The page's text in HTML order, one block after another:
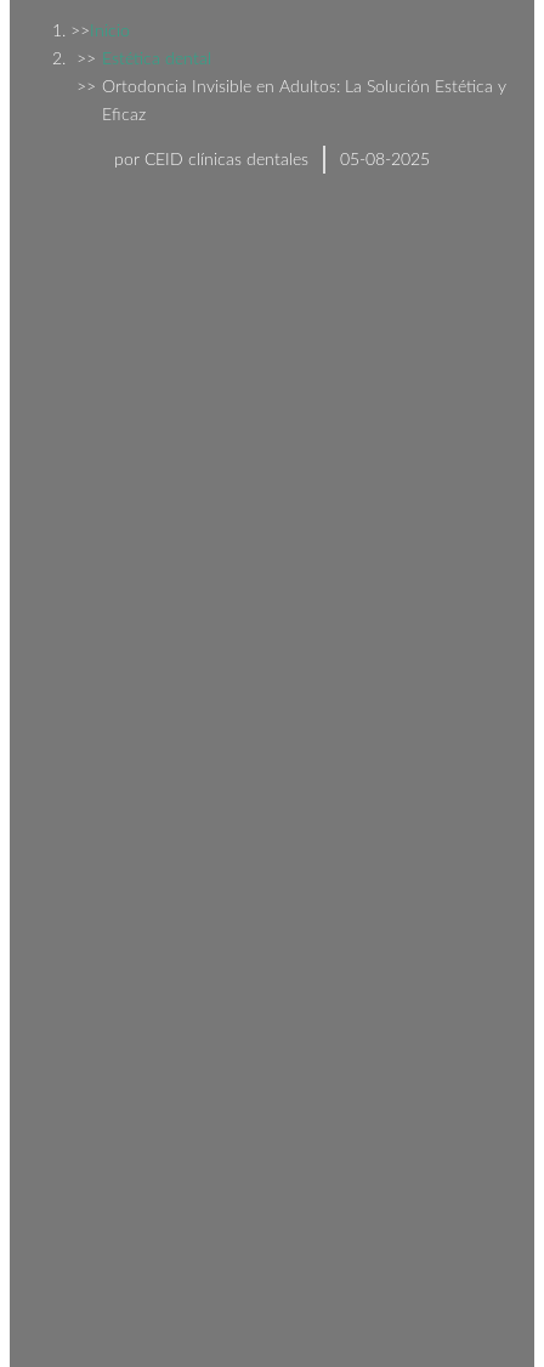
Inicio
Estética dental
Ortodoncia Invisible en Adultos: La Solución Estética y
Eficaz
por CEID clínicas dentales 05-08-2025